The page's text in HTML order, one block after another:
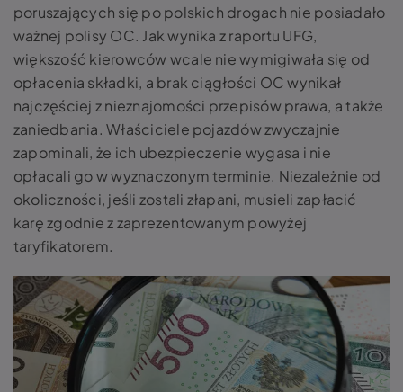
poruszających się po polskich drogach nie posiadało
ważnej polisy OC. Jak wynika z raportu UFG,
większość kierowców wcale nie wymigiwała się od
opłacenia składki, a brak ciągłości OC wynikał
najczęściej z nieznajomości przepisów prawa, a także
zaniedbania. Właściciele pojazdów zwyczajnie
zapominali, że ich ubezpieczenie wygasa i nie
opłacali go w wyznaczonym terminie. Niezależnie od
okoliczności, jeśli zostali złapani, musieli zapłacić
karę zgodnie z zaprezentowanym powyżej
taryfikatorem.